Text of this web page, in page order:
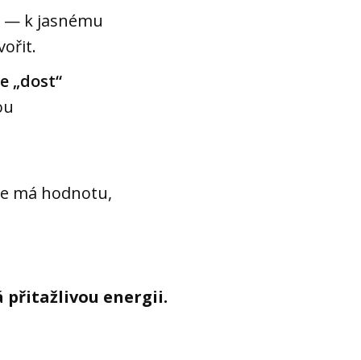
— k jasnému
„dost“
má hodnotu,
přitažlivou energii.